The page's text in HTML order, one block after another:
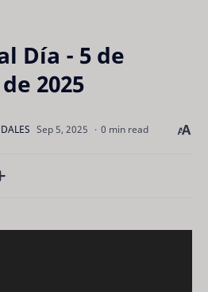
Día - 5 de
2025
0 min read